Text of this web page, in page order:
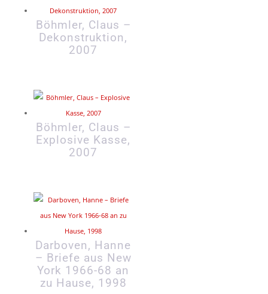
Böhmler, Claus –
Dekonstruktion,
2007
Böhmler, Claus –
Explosive Kasse,
2007
Darboven, Hanne
– Briefe aus New
York 1966-68 an
zu Hause, 1998